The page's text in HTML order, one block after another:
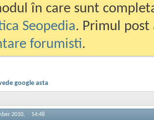
în care sunt
Seopedia. Primul
forumisti.
google asta
2010, 14:48